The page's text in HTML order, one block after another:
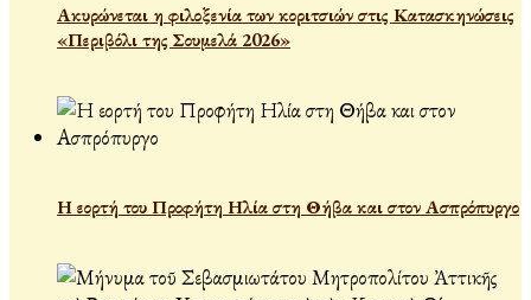
Ακυρώνεται η φιλοξενία των κοριτσιών στις Κατασκηνώσεις
«Περιβόλι της Σουμελά 2026»
Η εορτή του Προφήτη Ηλία στη Θήβα και στον Ασπρόπυργο